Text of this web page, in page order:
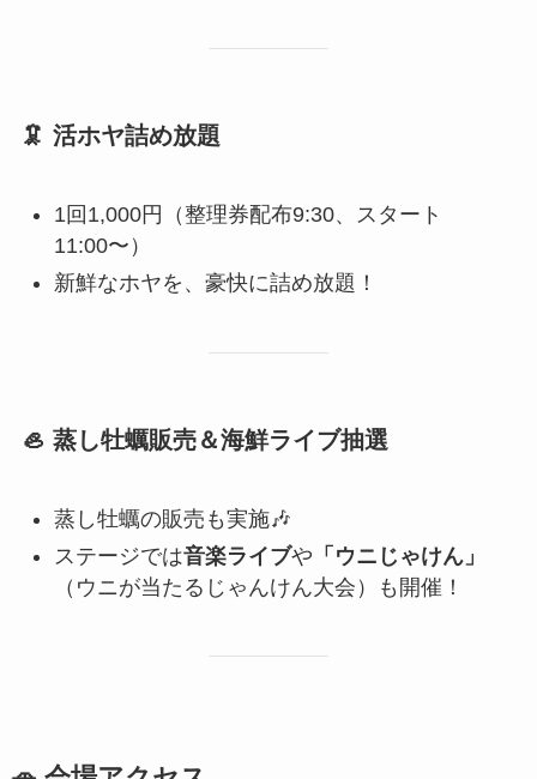
🦑 活ホヤ詰め放題
1回1,000円（整理券配布9:30、スタート
11:00〜）
新鮮なホヤを、豪快に詰め放題！
🦪 蒸し牡蠣販売＆海鮮ライブ抽選
蒸し牡蠣の販売も実施🎶
ステージでは音楽ライブや 「ウニじゃけん」
（ウニが当たるじゃんけん大会）も開催！